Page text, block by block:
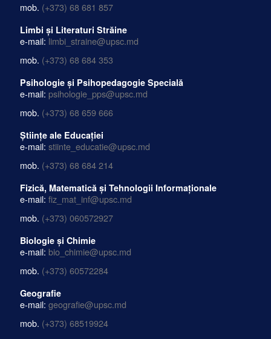
mob. (+373) 68 681 857
Limbi și Literaturi Străine
e-mail: limbi_straine@upsc.md
mob. (+373) 68 684 353
Psihologie și Psihopedagogie Specială
e-mail: psihologie_pps@upsc.md
mob. (+373) 68 659 666
Științe ale Educației
e-mail: stiinte_educatie@upsc.md
mob. (+373) 68 684 214
Fizică, Matematică și Tehnologii Informaționale
e-mail: fiz_mat_inf@upsc.md
mob. (+373) 060572927
Biologie și Chimie
e-mail: bio_chimie@upsc.md
mob. (+373) 60572284
Geografie
e-mail: geografie@upsc.md
mob. (+373) 68519924